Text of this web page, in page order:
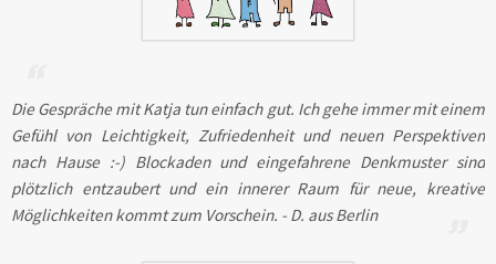
Die Gespräche mit Katja tun einfach gut. Ich gehe immer mit einem
Gefühl von Leichtigkeit, Zufriedenheit und neuen Perspektiven
nach Hause :-) Blockaden und eingefahrene Denkmuster sind
plötzlich entzaubert und ein innerer Raum für neue, kreative
Möglichkeiten kommt zum Vorschein. - D. aus Berlin